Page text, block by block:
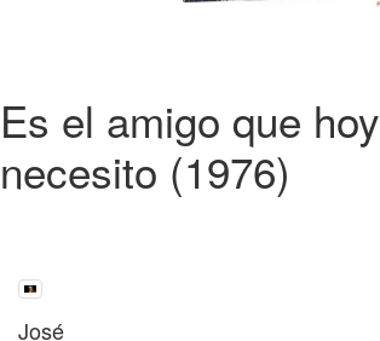
Es el amigo que hoy
necesito (1976)
José